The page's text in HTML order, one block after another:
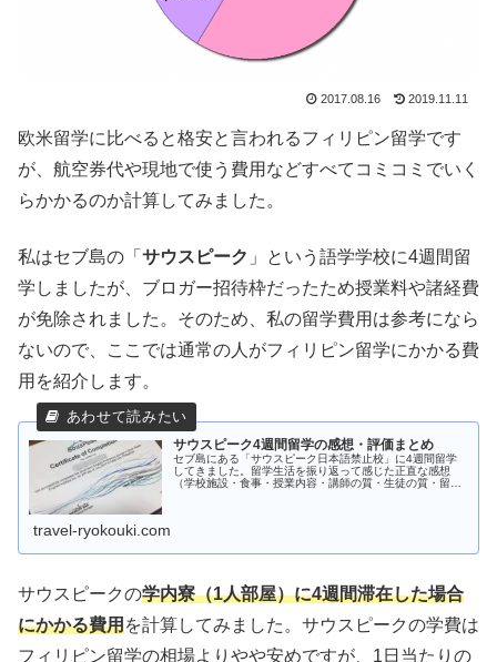
2017.08.16 2019.11.11
欧米留学に比べると格安と言われるフィリピン留学です
が、航空券代や現地で使う費用などすべてコミコミでいく
らかかるのか計算してみました。
私はセブ島の「 サウスピーク 」という語学学校に4週間留
学しましたが、ブロガー招待枠だったため授業料や諸経費
が免除されました。そのため、私の留学費用は参考になら
ないので、ここでは通常の人がフィリピン留学にかかる費
用を紹介します。
サウスピーク4週間留学の感想・評価まとめ
セブ島にある「サウスピーク日本語禁止校」に4週間留学
してきました。留学生活を振り返って感じた正直な感想
（学校施設・食事・授業内容・講師の質・生徒の質・留学
travel-ryokouki.com
サウスピークの学内寮（1人部屋）に4週間滞在した場合
にかかる費用を計算してみました。サウスピークの学費は
フィリピン留学の相場よりやや安めですが、1日当たりの